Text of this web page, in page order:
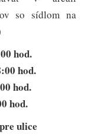
so sídlom na
hod.
hod.
hod.
hod.
ulice